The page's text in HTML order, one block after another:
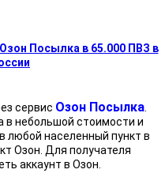
Посылка в 65.000 ПВЗ в
сервис Озон Посылка
в небольшой стоимости и
любой населенный пункт в
Озон. Для получателя
аккаунт в Озон.